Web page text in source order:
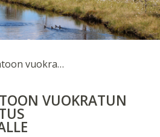
Turvetuotantoon vuokratun alueen palautus maanomistajalle
VUOKRATUN